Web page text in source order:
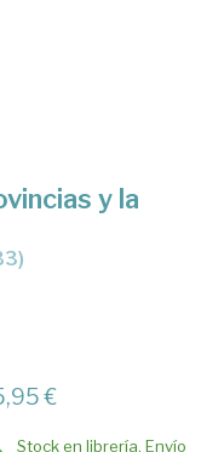
y la
€
Stock en librería. Envío